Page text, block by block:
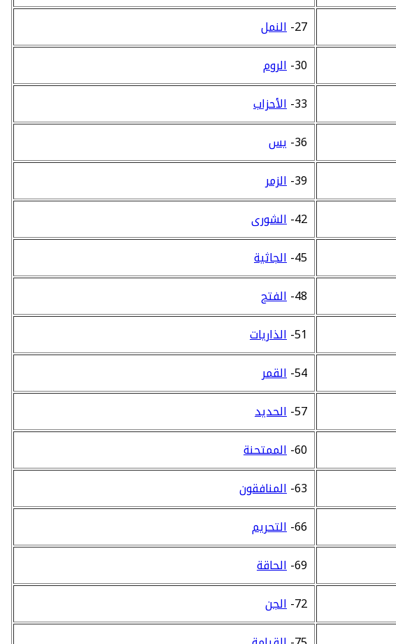
27- النمل
30- الروم
33- الأحزاب
36- يس
39- الزمر
42- الشورى
45- الجاثية
48- الفتح
51- الذاريات
54- القمر
57- الحديد
60- الممتحنة
63- المنافقون
66- التحريم
69- الحاقة
72- الجن